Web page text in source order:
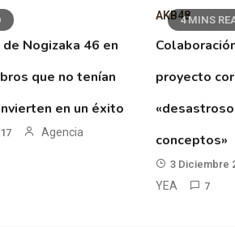
Nogizaka 46 en
que no tenían
en un éxito
Agencia
4 MINS
AKB48
proyecto
conceptos»
3 Diciembre
YEA
7